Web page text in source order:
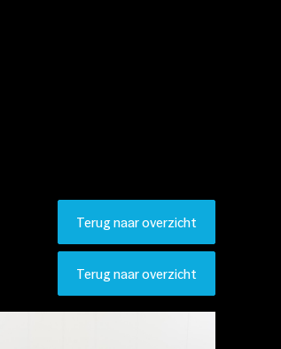
Terug naar overzicht
Terug naar overzicht